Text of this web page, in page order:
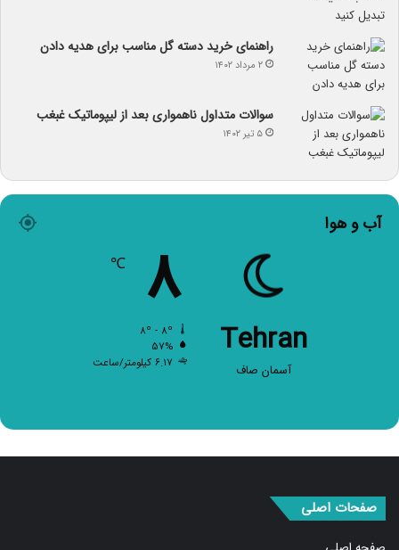
راهنمای خرید دسته گل مناسب برای هدیه دادن
۲ مرداد ۱۴۰۲
سوالات متداول ناهمواری بعد از لیپوماتیک غبغب
۵ تیر ۱۴۰۲
آب و هوا
Tehran
آسمان صاف
۸ ℃
۵۷%
۶.۱۷ کیلومتر/ساعت
صفحات اصلی